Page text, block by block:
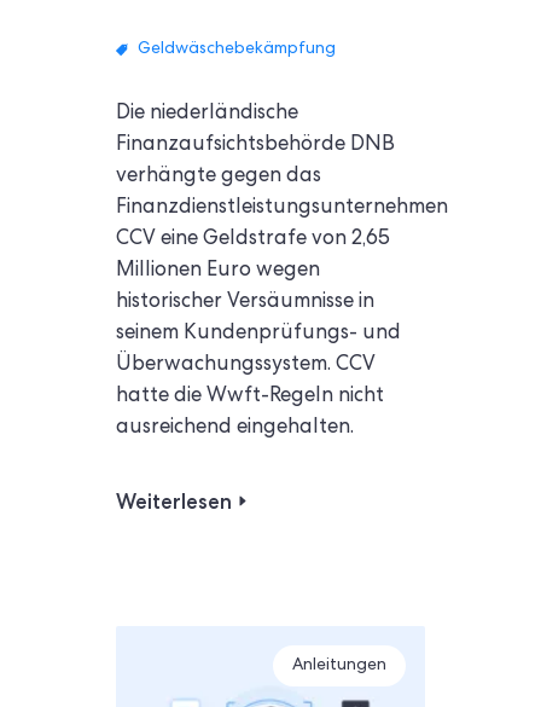
Geldwäschebekämpfung
Die niederländische
Finanzaufsichtsbehörde DNB
verhängte gegen das
Finanzdienstleistungsunternehmen
CCV eine Geldstrafe von 2,65
Millionen Euro wegen
historischer Versäumnisse in
seinem Kundenprüfungs- und
Überwachungssystem. CCV
hatte die Wwft-Regeln nicht
ausreichend eingehalten.
Weiterlesen
Anleitungen